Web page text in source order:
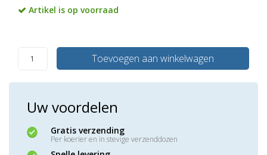
Artikel is op voorraad
Toevoegen aan winkelwagen
Uw voordelen
Gratis verzending
Per koerier en in stevige verzenddozen